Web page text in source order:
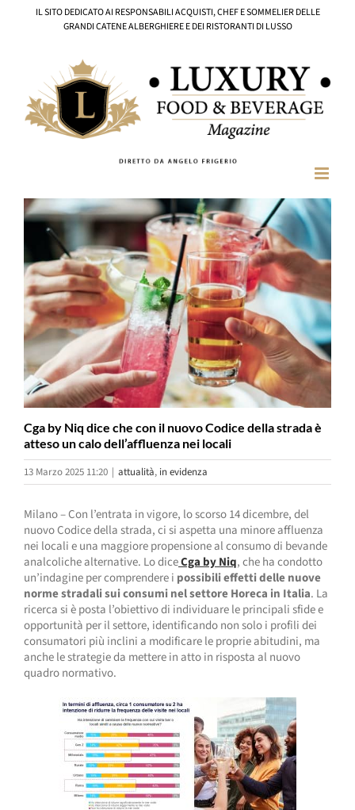
IL SITO DEDICATO AI RESPONSABILI ACQUISTI, CHEF E SOMMELIER DELLE
GRANDI CATENE ALBERGHIERE E DEI RISTORANTI DI LUSSO
Ingrandisci
immagine
Cga by Niq dice che con il nuovo Codice della strada è
atteso un calo dell’affluenza nei locali
13 Marzo 2025 11:20 | attualità, in evidenza
Milano – Con l’entrata in vigore, lo scorso 14 dicembre, del
nuovo Codice della strada, ci si aspetta una minore affluenza
nei locali e una maggiore propensione al consumo di bevande
analcoliche alternative. Lo diceCga by Niq, che ha condotto
un’indagine per comprendere i possibili effetti delle nuove
norme stradali sui consumi nel settore Horeca in Italia. La
ricerca si è posta l’obiettivo di individuare le principali sfide e
opportunità per il settore, identificando non solo i profili dei
consumatori più inclini a modificare le proprie abitudini, ma
anche le strategie da mettere in atto in risposta al nuovo
quadro normativo.